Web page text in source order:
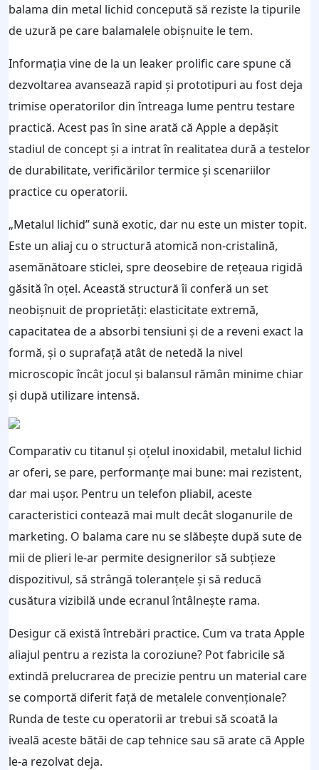
balama din metal lichid concepută să reziste la tipurile
de uzură pe care balamalele obișnuite le tem.
Informația vine de la un leaker prolific care spune că
dezvoltarea avansează rapid și prototipuri au fost deja
trimise operatorilor din întreaga lume pentru testare
practică. Acest pas în sine arată că Apple a depășit
stadiul de concept și a intrat în realitatea dură a testelor
de durabilitate, verificărilor termice și scenariilor
practice cu operatorii.
„Metalul lichid” sună exotic, dar nu este un mister topit.
Este un aliaj cu o structură atomică non-cristalină,
asemănătoare sticlei, spre deosebire de rețeaua rigidă
găsită în oțel. Această structură îi conferă un set
neobișnuit de proprietăți: elasticitate extremă,
capacitatea de a absorbi tensiuni și de a reveni exact la
formă, și o suprafață atât de netedă la nivel
microscopic încât jocul și balansul rămân minime chiar
și după utilizare intensă.
Comparativ cu titanul și oțelul inoxidabil, metalul lichid
ar oferi, se pare, performanțe mai bune: mai rezistent,
dar mai ușor. Pentru un telefon pliabil, aceste
caracteristici contează mai mult decât sloganurile de
marketing. O balama care nu se slăbește după sute de
mii de plieri le-ar permite designerilor să subțieze
dispozitivul, să strângă toleranțele și să reducă
cusătura vizibilă unde ecranul întâlnește rama.
Desigur că există întrebări practice. Cum va trata Apple
aliajul pentru a rezista la coroziune? Pot fabricile să
extindă prelucrarea de precizie pentru un material care
se comportă diferit față de metalele convenționale?
Runda de teste cu operatorii ar trebui să scoată la
iveală aceste bătăi de cap tehnice sau să arate că Apple
le-a rezolvat deja.